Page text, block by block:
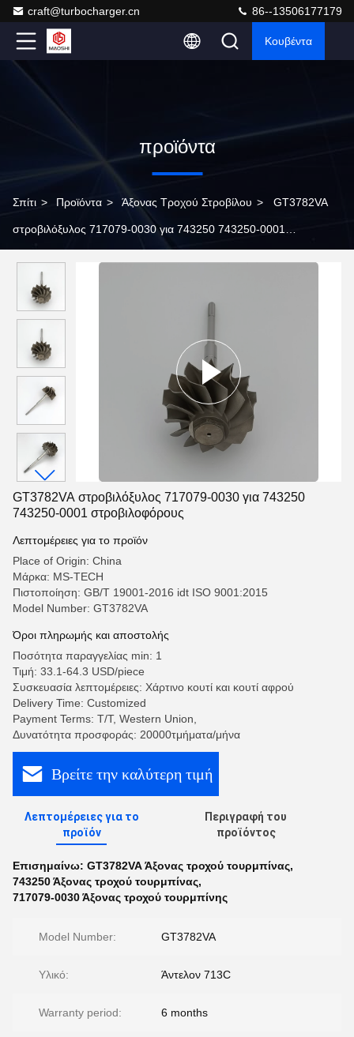
craft@turbocharger.cn 86--13506177179
Κουβέντα
προϊόντα
Σπίτι > Προϊόντα > Άξονας Τροχού Στροβίλου > GT3782VA
στροβιλόξυλος 717079-0030 για 743250 743250-0001
GT3782VA στροβιλόξυλος 717079-0030 για 743250
743250-0001 στροβιλοφόρους
Λεπτομέρειες για το προϊόν
Place of Origin: China
Μάρκα: MS-TECH
Πιστοποίηση: GB/T 19001-2016 idt ISO 9001:2015
Model Number: GT3782VA
Όροι πληρωμής και αποστολής
Ποσότητα παραγγελίας min: 1
Τιμή: 33.1-64.3 USD/piece
Συσκευασία λεπτομέρειες: Χάρτινο κουτί και κουτί αφρού
Delivery Time: Customized
Payment Terms: T/T, Western Union,
Δυνατότητα προσφοράς: 20000τμήματα/μήνα
Βρείτε την καλύτερη τιμή
Λεπτομέρειες για το
προϊόν
Περιγραφή του
προϊόντος
Επισημαίνω: GT3782VA Άξονας τροχού τουρμπίνας,
743250 Άξονας τροχού τουρμπίνας,
717079-0030 Άξονας τροχού τουρμπίνης
Model Number: GT3782VA
Υλικό: Άντελον 713C
Warranty period: 6 months